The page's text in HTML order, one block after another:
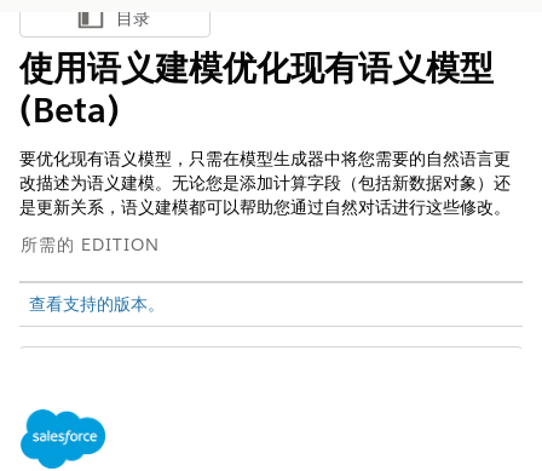
显示目录
目录
使用语义建模优化现有语义模型
(Beta)
要优化现有语义模型，只需在模型生成器中将您需要的自然语言更
改描述为语义建模。无论您是添加计算字段（包括新数据对象）还
是更新关系，语义建模都可以帮助您通过自然对话进行这些修改。
所需的 EDITION
查看支持的版本。
备注